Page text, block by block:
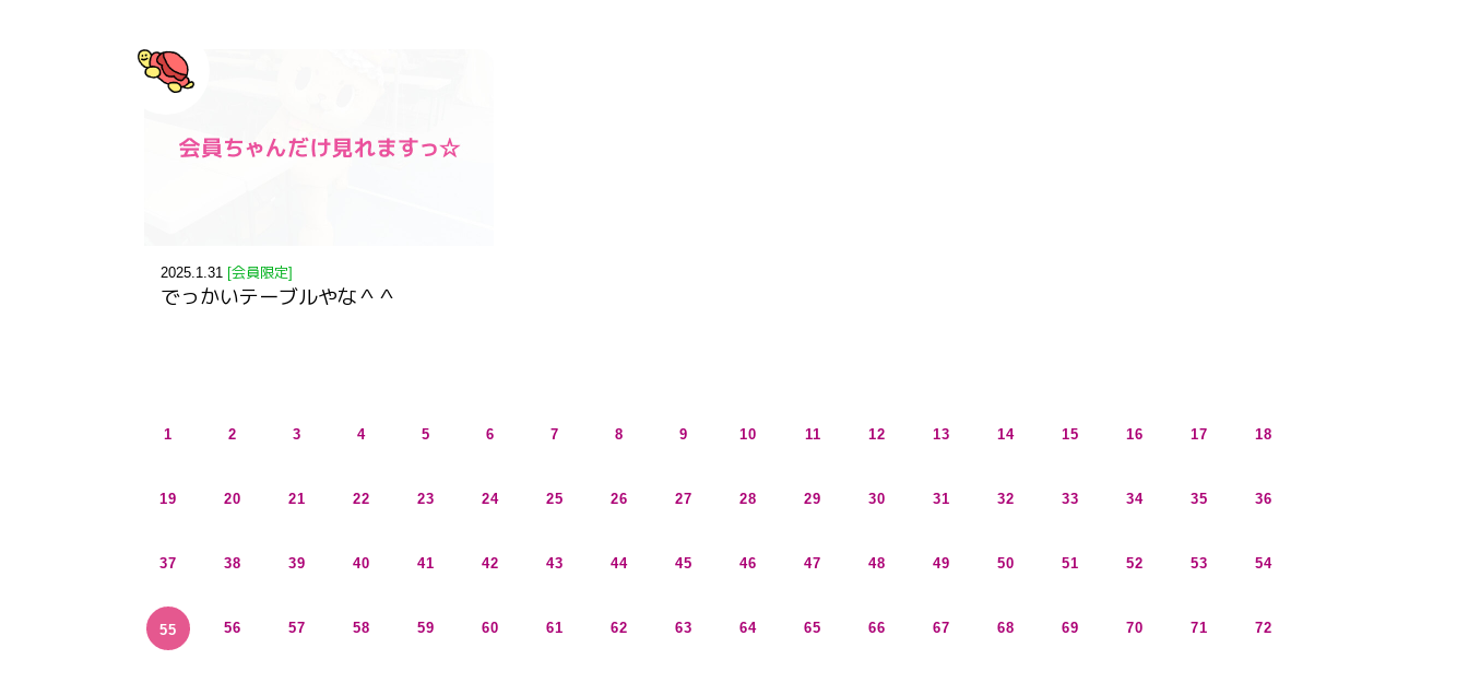
2025.1.31 [会員限定]
でっかいテーブルやな＾＾
1 2 3 4 5 6 7 8 9 10 11 12 13 14 15 16 17 18
19 20 21 22 23 24 25 26 27 28 29 30 31 32 33 34 35 36
37 38 39 40 41 42 43 44 45 46 47 48 49 50 51 52 53 54
55 56 57 58 59 60 61 62 63 64 65 66 67 68 69 70 71 72